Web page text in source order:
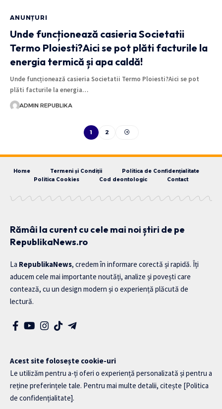
ANUNȚURI
Unde funcționează casieria Societatii
Termo Ploiesti?Aici se pot plăti facturile la
energia termică și apa caldă!
Unde funcționează casieria Societatii Termo Ploiesti?Aici se pot
plăti facturile la energia…
ADMIN REPUBLIKA
1 2
Home Termeni și Condiții
Politica de Confidențialitate
Politica Cookies
Cod deontologic Contact
Rămâi la curent cu cele mai noi știri de pe
RepublikaNews.ro
La RepublikaNews, credem în informare corectă și rapidă. Îți
aducem cele mai importante noutăți, analize și povești care
contează, cu un design modern și o experiență plăcută de
lectură.
Acest site folosește cookie-uri
Le utilizăm pentru a-ți oferi o experiență personalizată și pentru a
reține preferințele tale. Pentru mai multe detalii, citește [Politica
de confidențialitate].